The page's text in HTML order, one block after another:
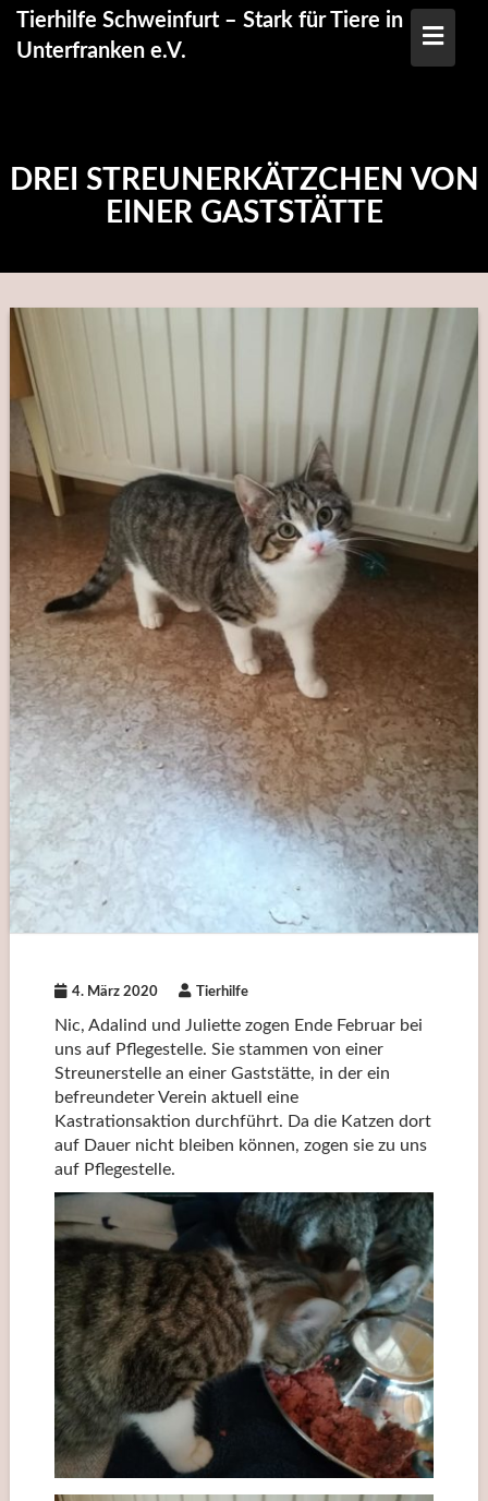
Skip
content
Tierhilfe Schweinfurt – Stark für Tiere in
Unterfranken e.V.
DREI STREUNERKÄTZCHEN VON
EINER GASTSTÄTTE
4. März 2020 Tierhilfe
Nic, Adalind und Juliette zogen Ende Februar bei
uns auf Pflegestelle. Sie stammen von einer
Streunerstelle an einer Gaststätte, in der ein
befreundeter Verein aktuell eine
Kastrationsaktion durchführt. Da die Katzen dort
auf Dauer nicht bleiben können, zogen sie zu uns
auf Pflegestelle.